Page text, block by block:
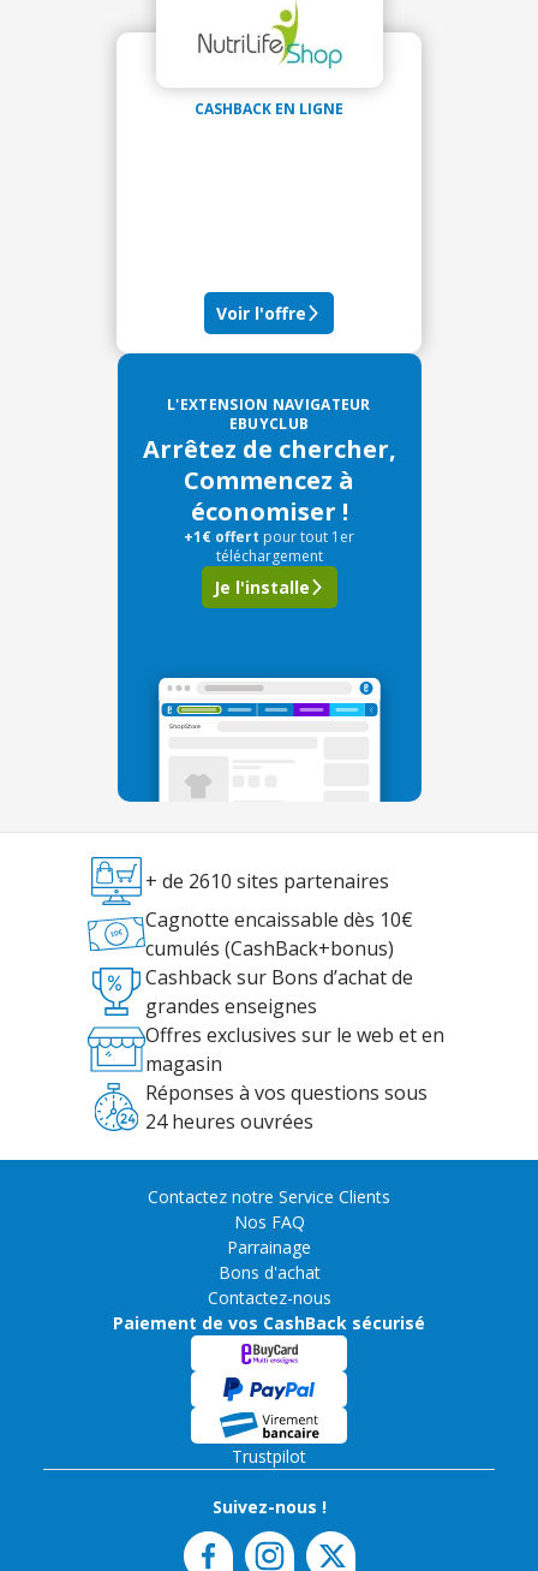
CASHBACK EN LIGNE
Voir l'offre
L'EXTENSION NAVIGATEUR
EBUYCLUB
Arrêtez de chercher,
Commencez à
économiser !
+1€ offert pour tout 1er
téléchargement
Je l'installe
+ de 2610 sites partenaires
Cagnotte encaissable dès 10€
cumulés (CashBack+bonus)
Cashback sur Bons d’achat de
grandes enseignes
Offres exclusives sur le web et en
magasin
Réponses à vos questions sous
24 heures ouvrées
Contactez notre Service Clients
Nos FAQ
Parrainage
Bons d'achat
Contactez-nous
Paiement de vos CashBack sécurisé
Trustpilot
Suivez-nous !